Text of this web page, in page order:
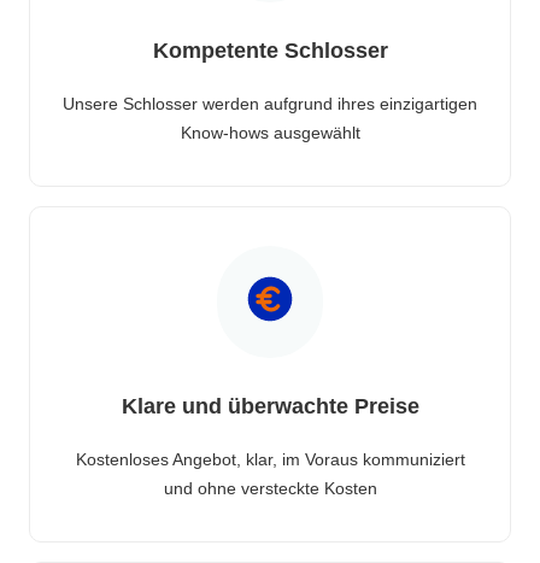
Kompetente Schlosser
Unsere Schlosser werden aufgrund ihres einzigartigen
Know-hows ausgewählt
Klare und überwachte Preise
Kostenloses Angebot, klar, im Voraus kommuniziert
und ohne versteckte Kosten